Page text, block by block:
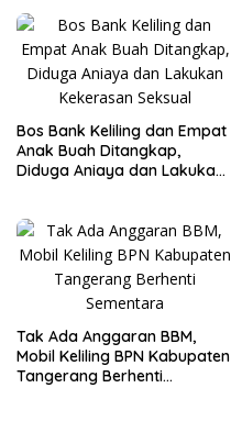
Bos Bank Keliling dan Empat
Anak Buah Ditangkap,
Diduga Aniaya dan Lakukan
Tak Ada Anggaran BBM,
Mobil Keliling BPN Kabupaten
Tangerang Berhenti